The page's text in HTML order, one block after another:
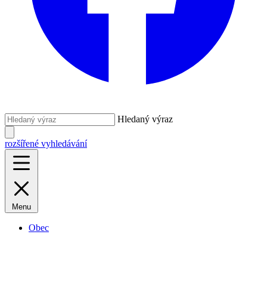
Hledaný výraz
rozšířené vyhledávání
Menu
Obec